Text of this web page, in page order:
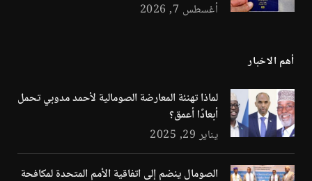
أغسطس 7, 2026
أهم الاخبار
لماذا تهنئة المعارضة الصومالية لأحمد مدوبي تحمل
أبعادًا أعمق؟
يناير 29, 2025
الصومال ينضم إلى اتفاقية الأمم المتحدة لمكافحة